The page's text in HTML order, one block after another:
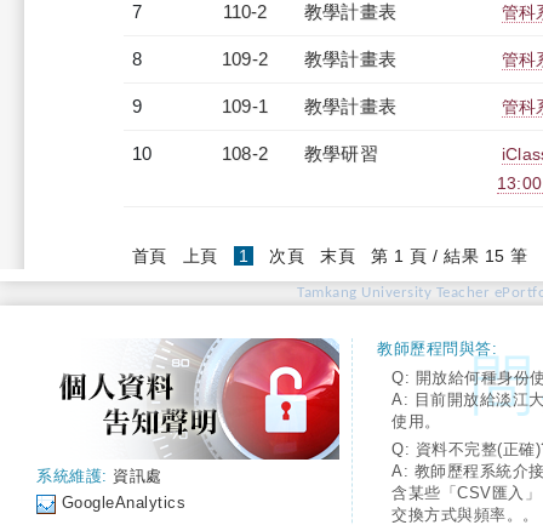
7 110-2 教學計畫表 管科
8 109-2 教學計畫表 管科
9 109-1 教學計畫表 管科
10 108-2 教學研習
首頁 上頁 1 (current)
次頁 末頁 第 1 頁 / 結果 15 筆
Tamkang University Teacher
系統維護: 資訊處
GoogleAnalytics
教師歷程問與答:
Q: 開放給何種身份
A: 目前開放給淡江
使用。
Q: 資料不完整(正確
A: 教師歷程系統介
含某些「CSV匯入
交換方式與頻率。。